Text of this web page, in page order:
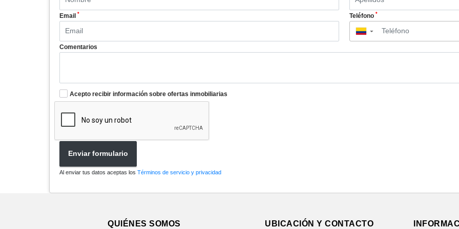
Email * Teléfono *
▼
Comentarios
Acepto recibir información sobre ofertas inmobiliarias
Enviar formulario
Al enviar tus datos aceptas los Términos de servicio y privacidad
QUIÉNES SOMOS UBICACIÓN Y CONTACTO